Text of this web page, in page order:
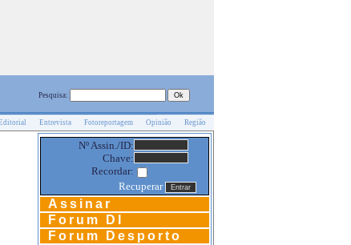
Pesquisa:
Entrevista Fotoreportagem Opinião Região
Nº Assin./ID:
Chave:
Recordar:
Recuperar
Assinar
Forum DI
Forum Desporto